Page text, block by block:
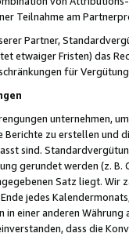
Teilnahme am
Partner,
etwaiger Fristen) das
für
unternehmen,
zu erstellen und
sind.
gerundet werden (z.
Satz liegt.
jedes
in einer anderen
dass die